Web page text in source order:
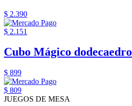
$ 2.390
$ 2.151
Cubo Mágico dodecaedro
$ 899
$ 809
JUEGOS DE MESA